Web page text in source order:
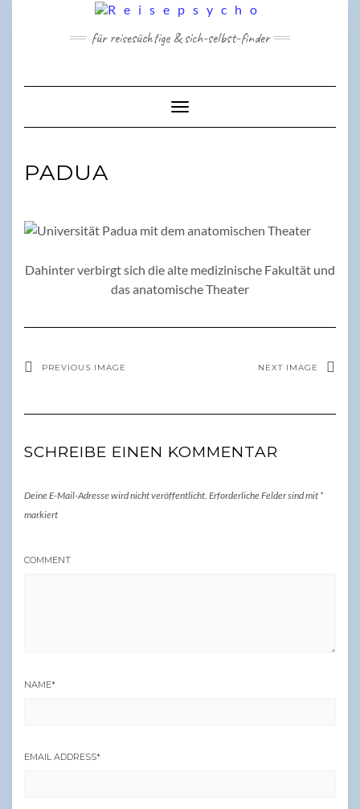
für reisesüchtige & sich-selbst-finder
Toggle Navigation
PADUA
Dahinter verbirgt sich die alte medizinische Fakultät und
das anatomische Theater
PREVIOUS IMAGE NEXT IMAGE
SCHREIBE EINEN KOMMENTAR
Deine E-Mail-Adresse wird nicht veröffentlicht. Erforderliche Felder sind mit *
markiert
COMMENT
NAME*
EMAIL ADDRESS*